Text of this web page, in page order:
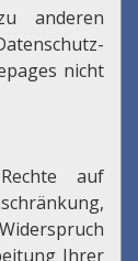
anderen
nicht
auf
Ihrer